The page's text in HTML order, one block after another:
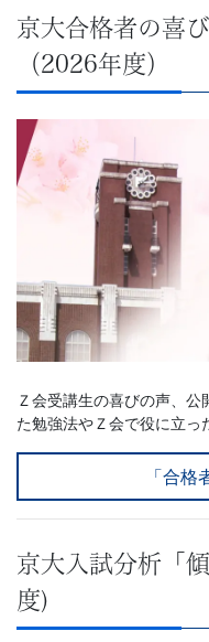
京大合格者の喜
（2026年度）
Ｚ会受講生の喜びの声、公
た勉強法やＺ会で役に立っ
「合
京大入試分析「
度)